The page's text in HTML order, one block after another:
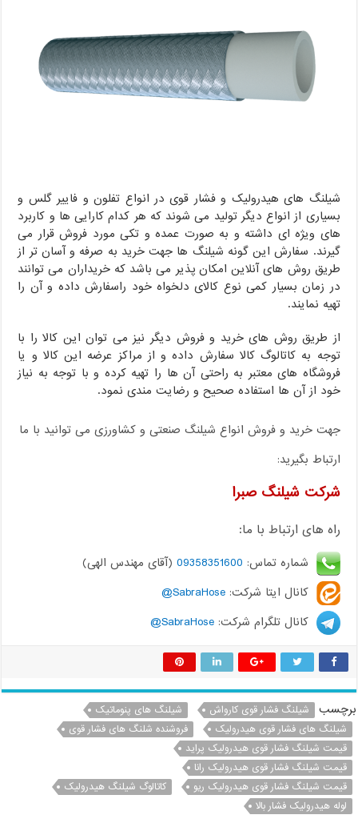
شیلنگ های هیدرولیک و فشار قوی در انواع تفلون و فاییر گلس و
بسیاری از انواع دیگر تولید می شوند که هر کدام کارایی ها و کاربرد
های ویژه ای داشته و به صورت عمده و تکی مورد فروش قرار می
گیرند. سفارش این گونه شیلنگ ها جهت خرید به صرفه و آسان تر از
طریق روش های آنلاین امکان پذیر می باشد که خریداران می توانند
در زمان بسیار کمی نوع کالای دلخواه خود راسفارش داده و آن را
تهیه نمایند.
از طریق روش های خرید و فروش دیگر نیز می توان این کالا را با
توجه به کاتالوگ کالا سفارش داده و از مراکز عرضه این کالا و یا
فروشگاه های معتبر به راحتی آن ها را تهیه کرده و با توجه به نیاز
خود از آن ها استفاده صحیح و رضایت مندی نمود.
جهت خرید و فروش انواع شیلنگ صنعتی و کشاورزی می توانید با ما
ارتباط بگیرید:
شرکت شیلنگ صبرا
راه های ارتباط با ما:
شماره تماس: 09358351600 (آقای مهندس الهی)
کانال ایتا شرکت:SabraHose@
کانال تلگرام شرکت:SabraHose@
برچسب شیلنگ فشار قوی کارواش
شیلنگ های پنوماتیک
شیلنگ های فشار قوی هیدرولیک
فروشنده شلنگ های فشار قوی
قیمت شیلنگ فشار قوی هیدرولیک پراید
قیمت شیلنگ فشار قوی هیدرولیک رانا
قیمت شیلنگ فشار قوی هیدرولیک ریو
کاتالوگ شیلنگ هیدرولیک
لوله هیدرولیک فشار بالا